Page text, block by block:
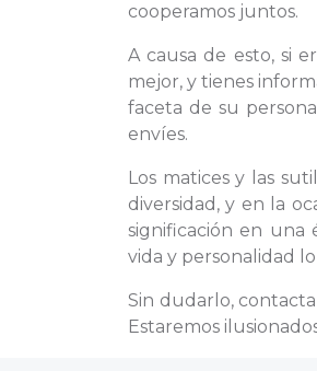
cooperamos juntos.
A causa de esto, si
mejor, y tienes
faceta de su
envíes.
Los matices y las
diversidad, y en la
significación en una
vida y personalidad
Sin dudarlo,
Estaremos